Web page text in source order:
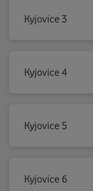
Kyjovice 3
Kyjovice 4
Kyjovice 5
Kyjovice 6